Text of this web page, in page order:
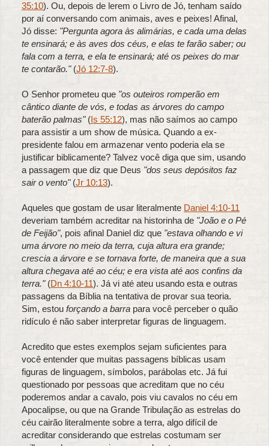
35:10). Ou, depois de lerem o Livro de Jó, tenham saído
por aí conversando com animais, aves e peixes! Afinal,
Jó disse: "Pergunta agora às alimárias, e cada uma delas
te ensinará; e às aves dos céus, e elas te farão saber; ou
fala com a terra, e ela te ensinará; até os peixes do mar
te contarão."(Jó 12:7-8).
O Senhor prometeu que "os outeiros romperão em
cântico diante de vós, e todas as árvores do campo
baterão palmas"(Is 55:12), mas não saímos ao campo
para assistir a um show de música. Quando a ex-
presidente falou em armazenar vento poderia ela se
justificar biblicamente? Talvez você diga que sim, usando
a passagem que diz que Deus "dos seus depósitos faz
sair o vento"(Jr 10:13).
Aqueles que gostam de usar literalmente Daniel 4:10-11
deveriam também acreditar na historinha de "João e o Pé
de Feijão", pois afinal Daniel diz que "estava olhando e vi
uma árvore no meio da terra, cuja altura era grande;
crescia a árvore e se tornava forte, de maneira que a sua
altura chegava até ao céu; e era vista até aos confins da
terra."(Dn 4:10-11). Já vi até ateu usando esta e outras
passagens da Bíblia na tentativa de provar sua teoria.
Sim, estou forçando a barra para você perceber o quão
ridículo é não saber interpretar figuras de linguagem.
Acredito que estes exemplos sejam suficientes para
você entender que muitas passagens bíblicas usam
figuras de linguagem, símbolos, parábolas etc. Já fui
questionado por pessoas que acreditam que no céu
poderemos andar a cavalo, pois viu cavalos no céu em
Apocalipse, ou que na Grande Tribulação as estrelas do
céu cairão literalmente sobre a terra, algo difícil de
acreditar considerando que estrelas costumam ser